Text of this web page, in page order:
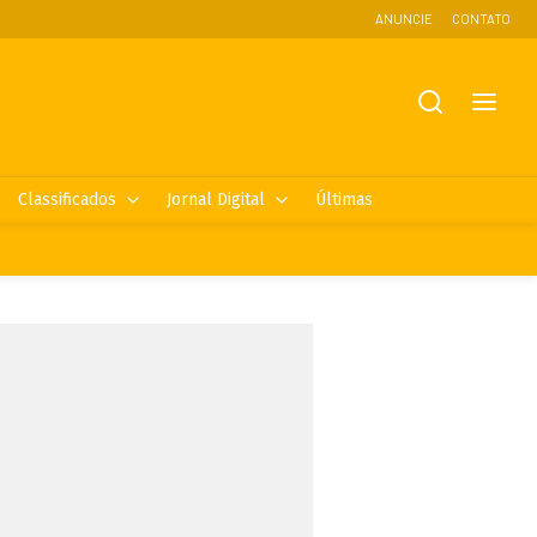
ANUNCIE CONTATO
Classificados Jornal Digital Últimas